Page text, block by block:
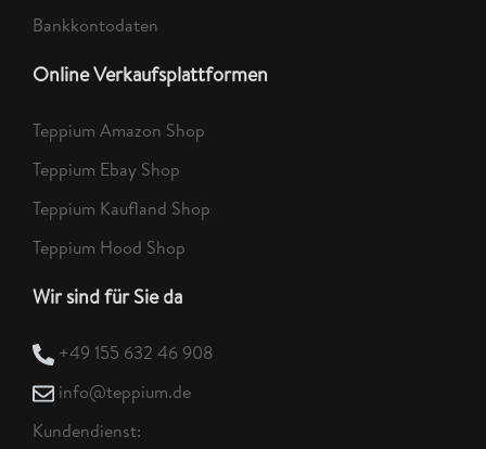
Bankkontodaten
Online Verkaufsplattformen
Teppium Amazon Shop
Teppium Ebay Shop
Teppium Kaufland Shop
Teppium Hood Shop
Wir sind für Sie da
+49 155 632 46 908
info@teppium.de
Kundendienst: